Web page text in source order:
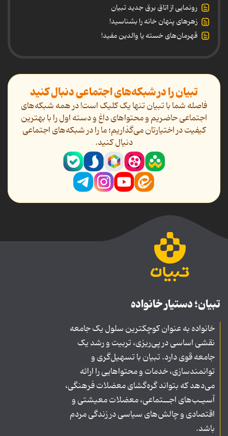
رونمایی از اتاق برق جدید تبیان
زهرهای پنهان خانه را بشناسید!
قهرمان‌های خسته یا والدین مفید!
تبیان را در شبکه‌های اجتماعی دنبال کنید
فاصله شما با تبیان تنها یک کلیک است! در همه شبکه‌های
اجتماعی حاضریم و محتواهای داغ و دسته اول را با بهترین
کیفیت در اختیارتان می‌گذاریم؛ ما را در شبکه‌های اجتماعی
دنیال کنید.
تبیان؛ دستیار خانواده
خانواده به عنوان کوچکترین سلول یک جامعه
نقشی اساسی در پی‌ریزی، تربیت و رشد یک
جامعه قوی دارد. تبیان با تسهیل‌گری و
توانمندسازی، خدمات و محتواهایی را ارائه
می‌دهد که بتواند گره‌گشای معضلات فرهنگی،
آسیـب‌های اجــتماعی، معضلات معیشتی و
اقتصادی و چالش‌های سیاسی در زندگی مردم
باشد.